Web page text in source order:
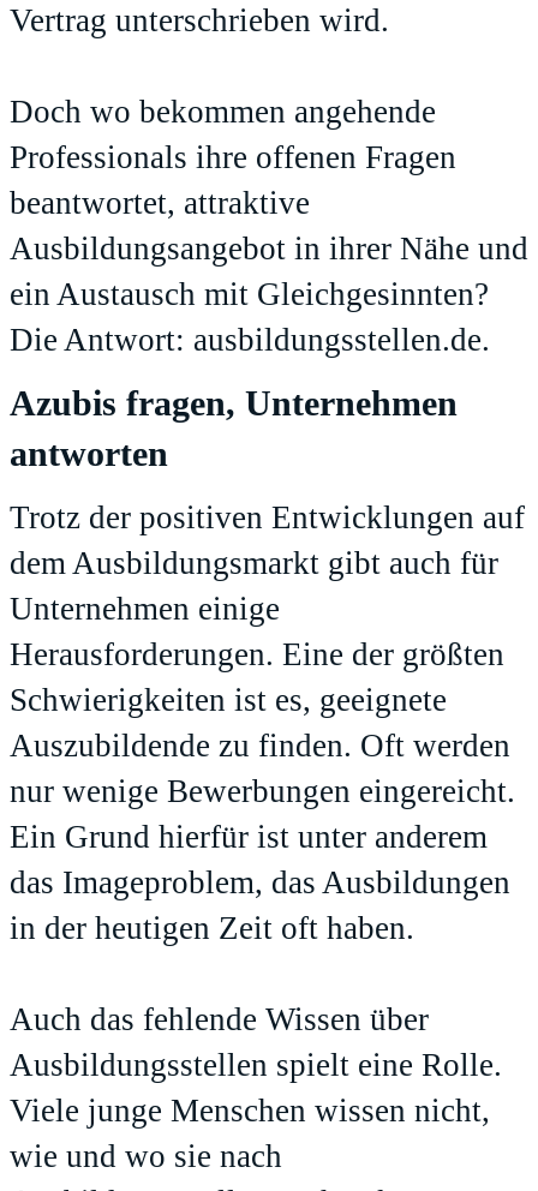
Vertrag unterschrieben wird.
Doch wo bekommen angehende
Professionals ihre offenen Fragen
beantwortet, attraktive
Ausbildungsangebot in ihrer Nähe und
ein Austausch mit Gleichgesinnten?
Die Antwort: ausbildungsstellen.de.
Azubis fragen, Unternehmen
antworten
Trotz der positiven Entwicklungen auf
dem Ausbildungsmarkt gibt auch für
Unternehmen einige
Herausforderungen. Eine der größten
Schwierigkeiten ist es, geeignete
Auszubildende zu finden. Oft werden
nur wenige Bewerbungen eingereicht.
Ein Grund hierfür ist unter anderem
das Imageproblem, das Ausbildungen
in der heutigen Zeit oft haben.
Auch das fehlende Wissen über
Ausbildungsstellen spielt eine Rolle.
Viele junge Menschen wissen nicht,
wie und wo sie nach